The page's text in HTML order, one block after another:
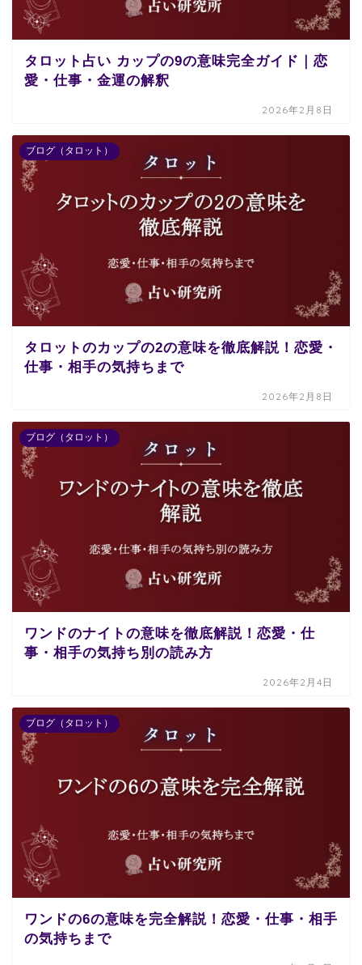
タロット占い カップの9の意味完全ガイド｜恋
愛・仕事・金運の解釈
2026年2月8日
ブログ（タロット）
タロットのカップの2の意味を徹底解説！恋愛・
仕事・相手の気持ちまで
2026年2月8日
ブログ（タロット）
ワンドのナイトの意味を徹底解説！恋愛・仕
事・相手の気持ち別の読み方
2026年2月4日
ブログ（タロット）
ワンドの6の意味を完全解説！恋愛・仕事・相手
の気持ちまで